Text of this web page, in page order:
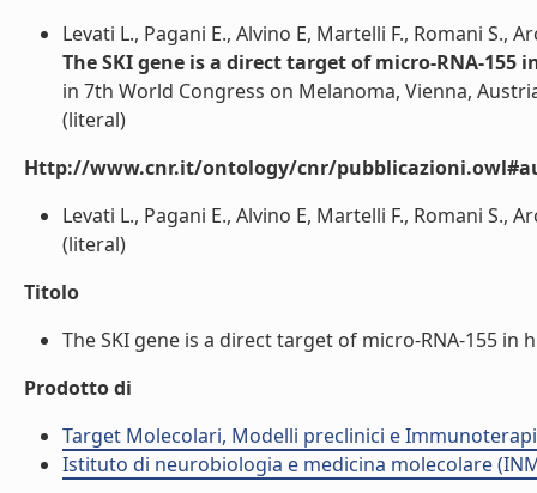
Levati L., Pagani E., Alvino E, Martelli F., Romani S.,
The SKI gene is a direct target of micro-RNA-155
in 7th World Congress on Melanoma, Vienna,
(literal)
Http://www.cnr.it/ontology/cnr/
Levati L., Pagani E., Alvino E, Martelli F., Romani S.,
(literal)
Titolo
The SKI gene is a direct target of micro-RNA-155 in
Prodotto di
Target Molecolari, Modelli preclinici e
Istituto di neurobiologia e medicina molecolare